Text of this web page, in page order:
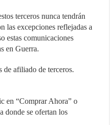
terceros nunca tendrán
las excepciones reflejadas a
estas comunicaciones
en Guerra.
de afiliado de terceros.
en “Comprar Ahora” o
donde se ofertan los